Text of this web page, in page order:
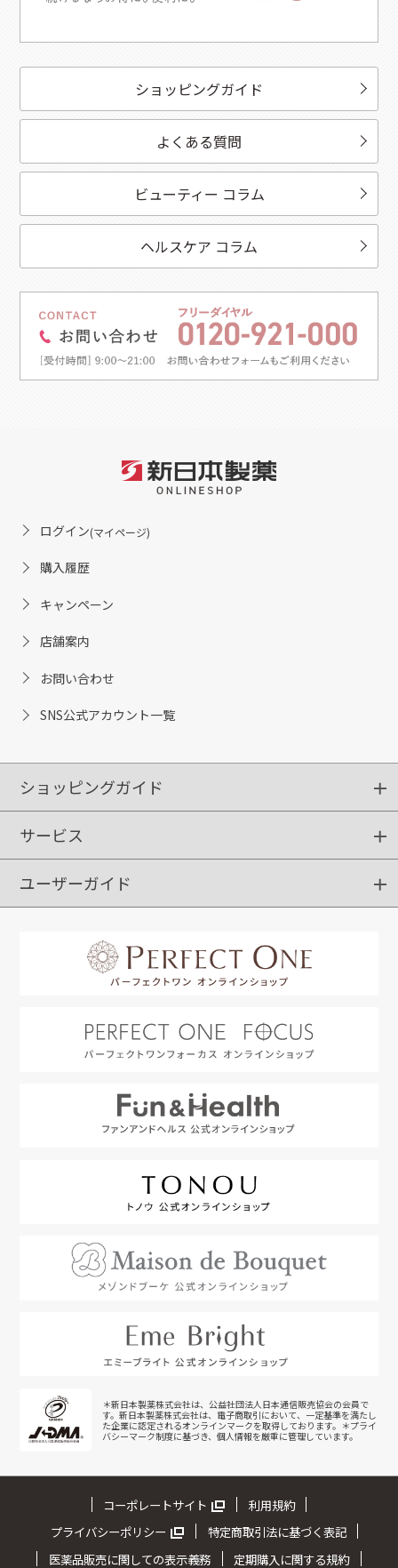
ショッピングガイド
よくある質問
ビューティー コラム
ヘルスケア コラム
ログイン(マイページ)
購入履歴
キャンペーン
店舗案内
お問い合わせ
SNS公式アカウント一覧
ショッピングガイド
ショッピングガイド
ご注文方法
送料・配送
クーポンご利用方法
サービス
定期購入
ポイントサービス
お知らせメール
ユーザーガイド
＊新日本製薬株式会社は、公益社団法人日本通信販売協会の会員で
す。新日本製薬株式会社は、電子商取引において、一定基準を満たし
た企業に認定されるオンラインマークを取得しております。＊プライ
バシーマーク制度に基づき、個人情報を厳重に管理しています。
コーポレートサイト
利用規約
プライバシーポリシー
特定商取引法に基づく表記
医薬品販売に関しての表示義務
定期購入に関する規約